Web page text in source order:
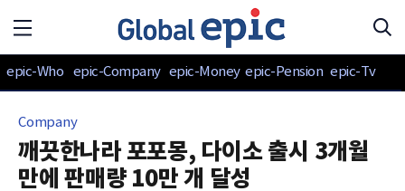
epic-Who epic-Company epic-Money epic-Pension epic-Tv
Company
깨끗한나라 포포몽, 다이소 출시 3개월
만에 판매량 10만 개 달성